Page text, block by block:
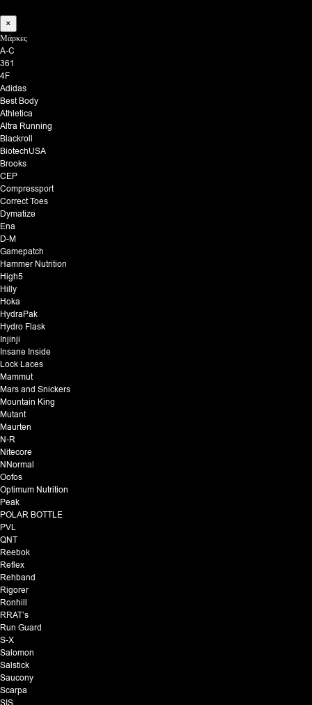
×
Μάρκες
A-C
361
4F
Adidas
Best Body
Athletica
Altra Running
Blackroll
BiotechUSA
Brooks
CEP
Compressport
Correct Toes
Dymatize
Ena
D-M
Gamepatch
Hammer Nutrition
High5
Hilly
Hoka
HydraPak
Hydro Flask
Injinji
Insane Inside
Lock Laces
Mammut
Mars and Snickers
Mountain King
Mutant
Maurten
N-R
Nitecore
NNormal
Oofos
Optimum Nutrition
Peak
POLAR BOTTLE
PVL
QNT
Reebok
Reflex
Rehband
Rigorer
Ronhill
RRAT’s
Run Guard
S-X
Salomon
Salstick
Saucony
Scarpa